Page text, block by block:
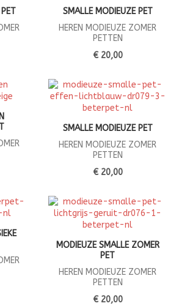
SMALLE MODIEUZE PET
HEREN MODIEUZE ZOMER
PETTEN
€ 20,00
SMALLE MODIEUZE PET
HEREN MODIEUZE ZOMER
PETTEN
€ 20,00
MODIEUZE SMALLE ZOMER
PET
HEREN MODIEUZE ZOMER
PETTEN
€ 20,00